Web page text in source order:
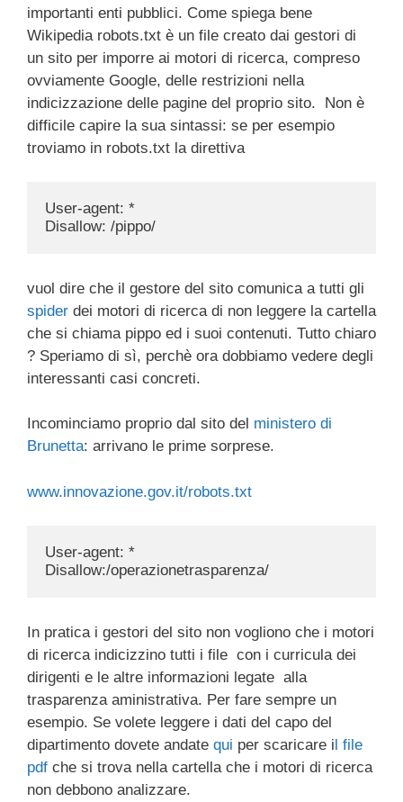
importanti enti pubblici. Come spiega bene
Wikipedia robots.txt è un file creato dai gestori di
un sito per imporre ai motori di ricerca, compreso
ovviamente Google, delle restrizioni nella
indicizzazione delle pagine del proprio sito. Non è
difficile capire la sua sintassi: se per esempio
troviamo in robots.txt la direttiva
User-agent: *
Disallow: /pippo/
vuol dire che il gestore del sito comunica a tutti gli
spider dei motori di ricerca di non leggere la cartella
che si chiama pippo ed i suoi contenuti. Tutto chiaro
? Speriamo di sì, perchè ora dobbiamo vedere degli
interessanti casi concreti.
Incominciamo proprio dal sito del ministero di
Brunetta: arrivano le prime sorprese.
www.innovazione.gov.it/robots.txt
User-agent: *
Disallow:/operazionetrasparenza/
In pratica i gestori del sito non vogliono che i motori
di ricerca indicizzino tutti i file con i curricula dei
dirigenti e le altre informazioni legate alla
trasparenza aministrativa. Per fare sempre un
esempio. Se volete leggere i dati del capo del
dipartimento dovete andate qui per scaricare il file
pdf che si trova nella cartella che i motori di ricerca
non debbono analizzare.